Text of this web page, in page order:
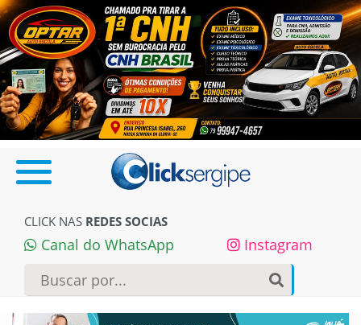
CLICK NAS REDES SOCIAS
Canal do WhatsApp Instagram